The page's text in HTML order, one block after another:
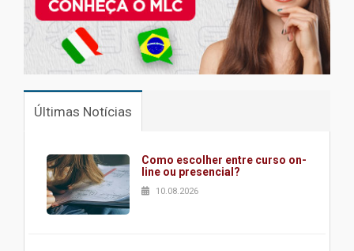
Últimas Notícias
Como escolher entre curso on-
line ou presencial?
10.08.2026